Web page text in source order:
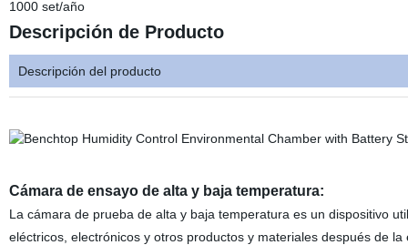
1000 set/año
Descripción de Producto
Descripción del producto
Cámara de ensayo de alta y baja temperatura:
La cámara de prueba de alta y baja temperatura es un dispositivo
eléctricos, electrónicos y otros productos y materiales después de